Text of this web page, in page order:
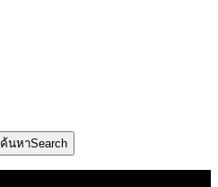
ค้นหาSearch